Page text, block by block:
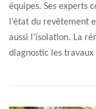
équipes. Ses experts
l’état du revêtement
aussi l’isolation. La
diagnostic les